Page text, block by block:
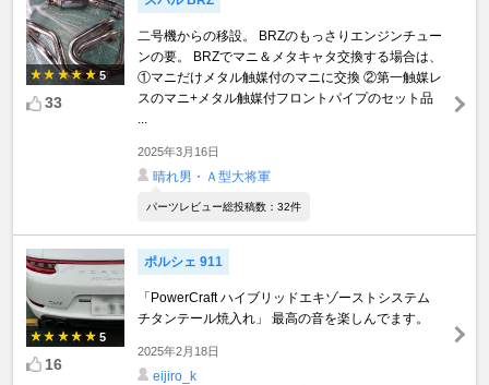
5
33
二号機からの移設。 BRZのもっさりエンジンチュー
ンの要。 BRZでマニ＆メタキャタ交換する場合は、
①マニだけメタル触媒付のマニに交換 ②第一触媒レ
スのマニ+メタル触媒付フロントパイプのセット品
...
2025年3月16日
晴れ男・Ａ型大将軍
パーツレビュー総投稿数：32件
5
16
ポルシェ 911
「PowerCraft ハイブリッドエキゾーストシステム
チタンテール焼入れ」 最高の音を楽しんでます。
2025年2月18日
eijiro_k